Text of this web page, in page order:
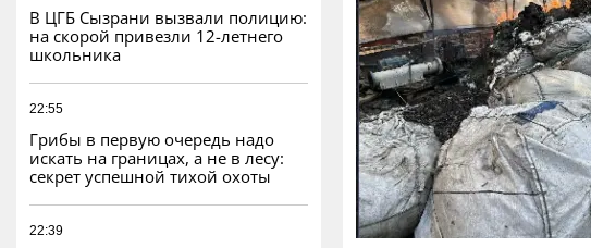
В ЦГБ Сызрани вызвали полицию:
на скорой привезли 12-летнего
школьника
22:55
Грибы в первую очередь надо
искать на границах, а не в лесу:
секрет успешной тихой охоты
22:39